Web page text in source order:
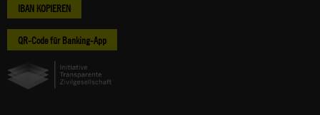
IBAN KOPIEREN
QR-Code für Banking-App